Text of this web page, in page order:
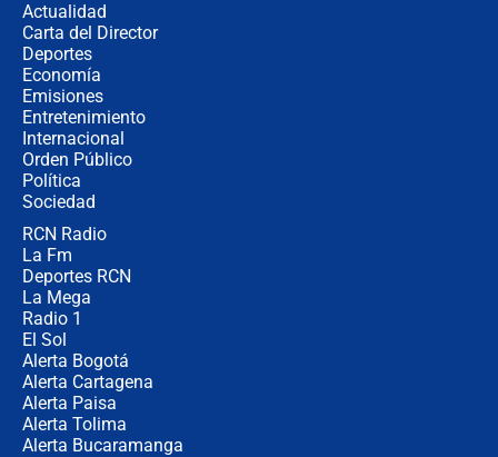
Actualidad
Carta del Director
Deportes
Economía
Emisiones
Entretenimiento
Internacional
Orden Público
Política
Sociedad
RCN Radio
La Fm
Deportes RCN
La Mega
Radio 1
El Sol
Alerta Bogotá
Alerta Cartagena
Alerta Paisa
Alerta Tolima
Alerta Bucaramanga